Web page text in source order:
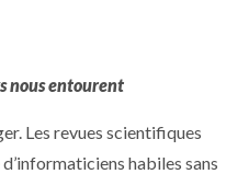
nous entourent
Les revues scientifiques
habiles sans